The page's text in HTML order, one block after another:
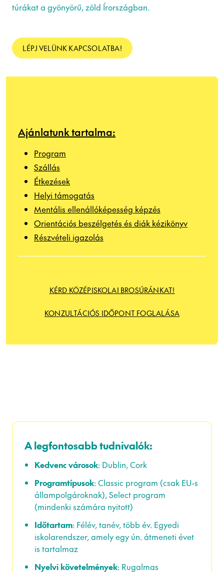
túrákat a gyönyörű, zöld Írországban.
LÉPJ VELÜNK KAPCSOLATBA!
Ajánlatunk tartalma:
Program
Szállás
Étkezések
Helyi támogatás
Mentális ellenállóképesség képzés
Orientációs beszélgetés és diák kézikönyv
Részvételi igazolás
KÉRD KÖZÉPISKOLAI BROSÚRÁNKAT!
KONZULTÁCIÓS IDŐPONT FOGLALÁSA
A legfontosabb tudnivalók:
Kedvenc városok: Dublin, Cork
Programtípusok: Classic program (csak EU-s
állampolgároknak), Select program
(mindenki számára nyitott)
Időtartam: Félév, tanév, több év. Egyedi
iskolarendszer, amely egy ún. átmeneti évet
is tartalmaz
Nyelvi követelmények: Rugalmas